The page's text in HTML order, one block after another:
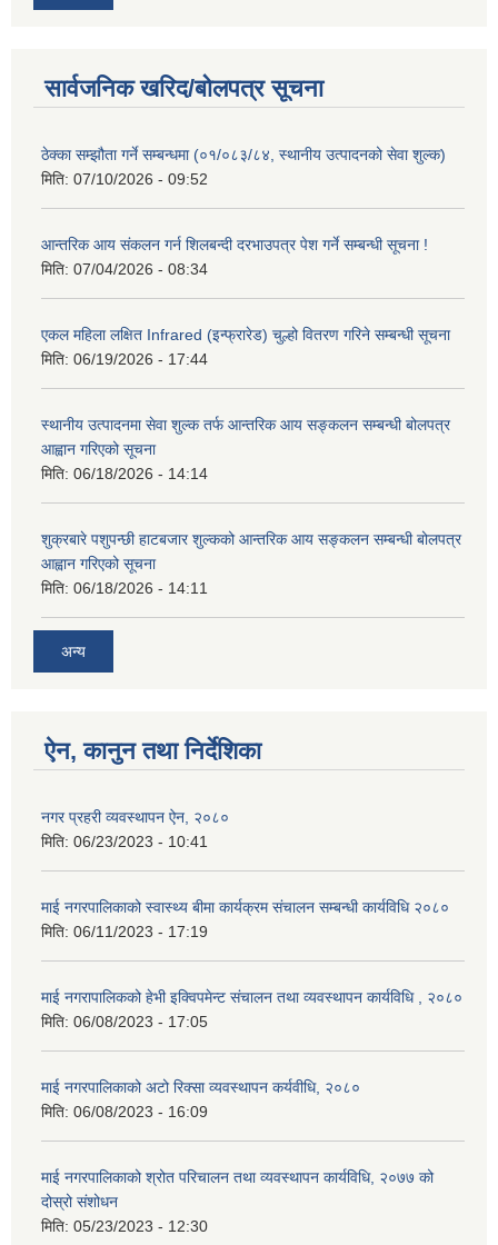
सार्वजनिक खरिद/बोलपत्र सूचना
ठेक्का सम्झौता गर्ने सम्बन्धमा (०१/०८३/८४, स्थानीय उत्पादनको सेवा शुल्क)
मिति: 07/10/2026 - 09:52
आन्तरिक आय संकलन गर्न शिलबन्दी दरभाउपत्र पेश गर्ने सम्बन्धी सूचना !
मिति: 07/04/2026 - 08:34
एकल महिला लक्षित Infrared (इन्फ्रारेड) चुल्हो वितरण गरिने सम्बन्धी सूचना
मिति: 06/19/2026 - 17:44
स्थानीय उत्पादनमा सेवा शुल्क तर्फ आन्तरिक आय सङ्कलन सम्बन्धी बोलपत्र
आह्वान गरिएको सूचना
मिति: 06/18/2026 - 14:14
शुक्रबारे पशुपन्छी हाटबजार शुल्कको आन्तरिक आय सङ्कलन सम्बन्धी बोलपत्र
आह्वान गरिएको सूचना
मिति: 06/18/2026 - 14:11
अन्य
ऐन, कानुन तथा निर्देशिका
नगर प्रहरी व्यवस्थापन ऐन, २०८०
मिति: 06/23/2023 - 10:41
माई नगरपालिकाको स्वास्थ्य बीमा कार्यक्रम संचालन सम्बन्धी कार्यविधि २०८०
मिति: 06/11/2023 - 17:19
माई नगरापालिकको हेभी इक्विपमेन्ट संचालन तथा व्यवस्थापन कार्यविधि , २०८०
मिति: 06/08/2023 - 17:05
माई नगरपालिकाको अटो रिक्सा व्यवस्थापन कर्यवीधि, २०८०
मिति: 06/08/2023 - 16:09
माई नगरपालिकाको श्रोत परिचालन तथा व्यवस्थापन कार्यविधि, २०७७ को
दोस्रो संशोधन
मिति: 05/23/2023 - 12:30